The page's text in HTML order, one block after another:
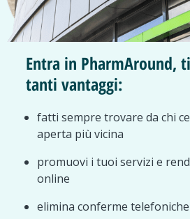
Entra in PharmAround,
tanti vantaggi:
fatti sempre trovare da chi
aperta più vicina
promuovi i tuoi servizi e
online
elimina conferme